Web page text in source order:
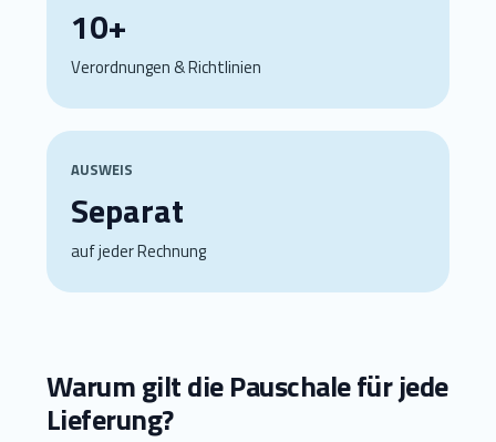
10+
Verordnungen & Richtlinien
AUSWEIS
Separat
auf jeder Rechnung
Warum gilt die Pauschale für jede
Lieferung?